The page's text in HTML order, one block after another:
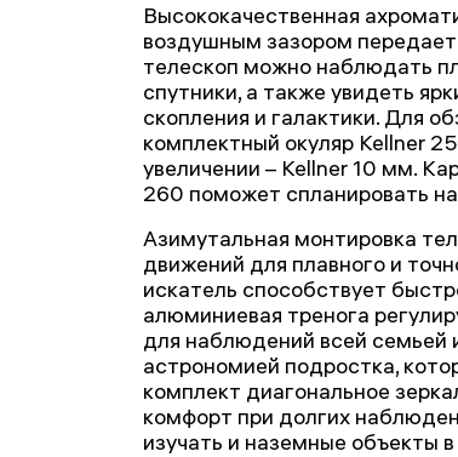
Высококачественная
воздушным зазором
телескоп можно наблюдать
спутники, а также увидеть
скопления и галактики. Для
комплектный окуляр Kellner
увеличении – Kellner 10 мм.
260 поможет спланировать
Азимутальная монтировка
движений для плавного и
искатель способствует
алюминиевая тренога
для наблюдений всей семьей
астрономией подростка,
комплект диагональное
комфорт при долгих
изучать и наземные объекты